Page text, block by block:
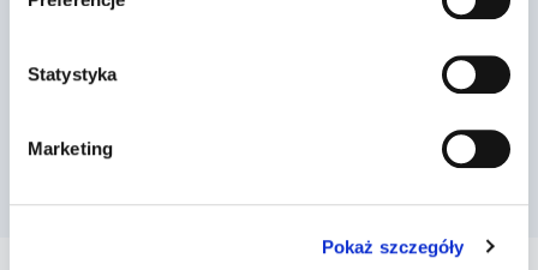
Statystyka
Marketing
Pokaż szczegóły